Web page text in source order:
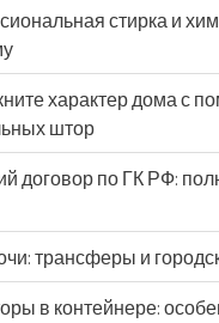
стирка и
характер дома с
штор
договор по ГК РФ:
трансферы и
в контейнере: